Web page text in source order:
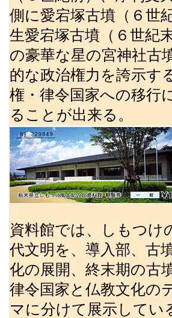
側に愛宕塚古墳（６世
生愛宕塚古墳（６世紀
の豪華な星の宮神社古
的な政治権力を誇示す
権・律令国家への移行
ることが出来る。
資料館では、しもつけ
代文明を、導入部、古
化の展開、終末期の古
律令国家と仏教文化の
マに分けて展示してい